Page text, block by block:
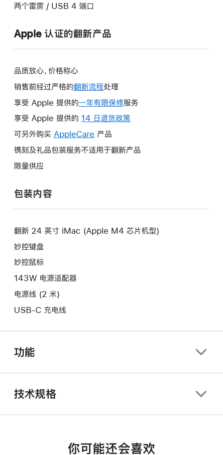
两个雷雳 / USB 4 端口
Apple 认证的翻新产品
品质放心，价格称心
销售前经过严格的翻新流程处理
享受 Apple 提供的一年有限保修此
操
打
服务
享受 Apple 提供的 14 日退货政策
将
口。
可另外购买 AppleCare 此
操
新
窗
产品
镌刻及礼品包装服务不适用于翻新产品
限量供应
包装内容
翻新 24 英寸 iMac (Apple M4 芯片机型)
妙控键盘
妙控鼠标
143W 电源适配器
电源线 (2 米)
USB-C 充电线
功能
技术规格
你可能还会喜欢